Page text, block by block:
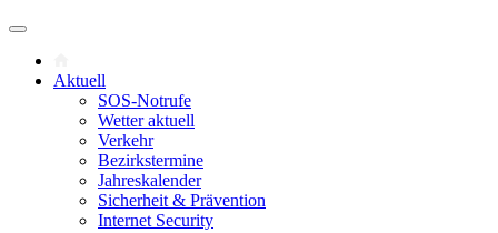
Aktuell
SOS-Notrufe
Wetter aktuell
Verkehr
Bezirkstermine
Jahreskalender
Sicherheit & Prävention
Internet Security